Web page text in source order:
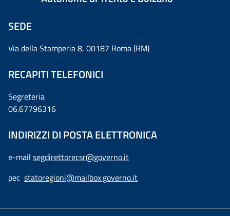
SEDE
Via della Stamperia 8, 00187 Roma (RM)
RECAPITI TELEFONICI
Segreteria
06.67796316
INDIRIZZI DI POSTA ELETTRONICA
e-mail segdirettorecsr@governo.it
pec statoregioni@mailbox.governo.it